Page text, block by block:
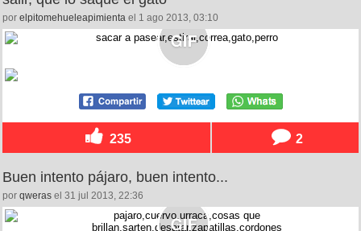
por elpitomehueleapimienta el 1 ago 2013, 03:10
235 2
Buen intento pájaro, buen intento...
por qweras el 31 jul 2013, 22:36